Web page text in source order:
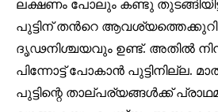
ലക്ഷണം പോലും കണ്ടു
പുട്ടിന് തൻറെ
ദൃഢനിശ്ചയവും ഉണ്ട്. അതിൽ
പിന്നോട്ട് പോകാൻ പുട്ടിനില്ല.
പുട്ടിന്റെ താല്പര്യങ്ങൾക്ക്